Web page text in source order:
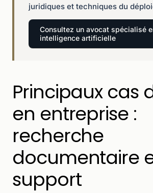
juridiques et techniques du
Consultez un avocat spécialisé
intelligence artificielle
Principaux cas
en entreprise :
recherche
documentaire
support